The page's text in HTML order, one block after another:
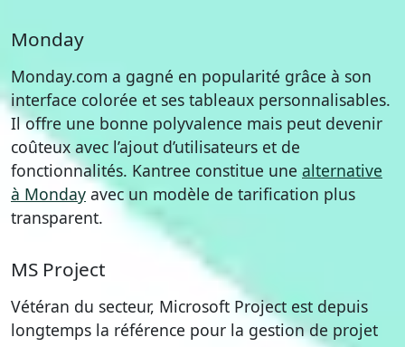
Monday
Monday.com a gagné en popularité grâce à son
interface colorée et ses tableaux personnalisables.
Il offre une bonne polyvalence mais peut devenir
coûteux avec l’ajout d’utilisateurs et de
fonctionnalités. Kantree constitue une alternative
à Monday avec un modèle de tarification plus
transparent.
MS Project
Vétéran du secteur, Microsoft Project est depuis
longtemps la référence pour la gestion de projet